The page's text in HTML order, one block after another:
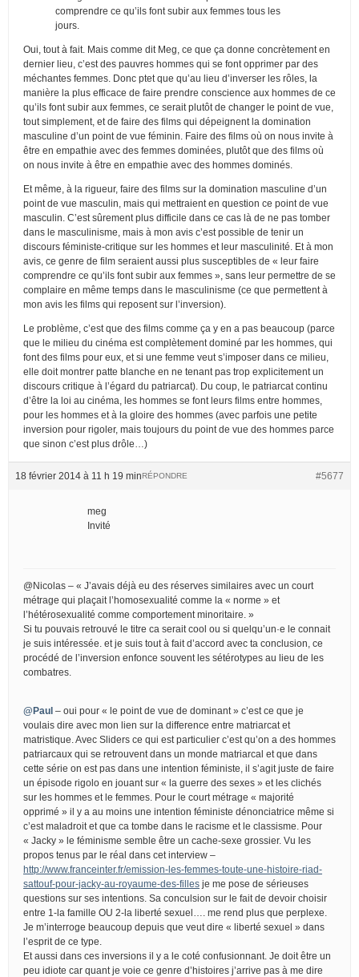
comprendre ce qu’ils font subir aux femmes tous les
jours.
Oui, tout à fait. Mais comme dit Meg, ce que ça donne concrètement en
dernier lieu, c’est des pauvres hommes qui se font opprimer par des
méchantes femmes. Donc ptet que qu’au lieu d’inverser les rôles, la
manière la plus efficace de faire prendre conscience aux hommes de ce
qu’ils font subir aux femmes, ce serait plutôt de changer le point de vue,
tout simplement, et de faire des films qui dépeignent la domination
masculine d’un point de vue féminin. Faire des films où on nous invite à
être en empathie avec des femmes dominées, plutôt que des films où
on nous invite à être en empathie avec des hommes dominés.
Et même, à la rigueur, faire des films sur la domination masculine d’un
point de vue masculin, mais qui mettraient en question ce point de vue
masculin. C’est sûrement plus difficile dans ce cas là de ne pas tomber
dans le masculinisme, mais à mon avis c’est possible de tenir un
discours féministe-critique sur les hommes et leur masculinité. Et à mon
avis, ce genre de film seraient aussi plus susceptibles de « leur faire
comprendre ce qu’ils font subir aux femmes », sans leur permettre de se
complaire en même temps dans le masculinisme (ce que permettent à
mon avis les films qui reposent sur l’inversion).
Le problème, c’est que des films comme ça y en a pas beaucoup (parce
que le milieu du cinéma est complètement dominé par les hommes, qui
font des films pour eux, et si une femme veut s’imposer dans ce milieu,
elle doit montrer patte blanche en ne tenant pas trop explicitement un
discours critique à l’égard du patriarcat). Du coup, le patriarcat continu
d’être la loi au cinéma, les hommes se font leurs films entre hommes,
pour les hommes et à la gloire des hommes (avec parfois une petite
inversion pour rigoler, mais toujours du point de vue des hommes parce
que sinon c’est plus drôle…)
18 février 2014 à 11 h 19 min #5677
RÉPONDRE
meg
Invité
@Nicolas – « J’avais déjà eu des réserves similaires avec un court
métrage qui plaçait l’homosexualité comme la « norme » et
l’hétérosexualité comme comportement minoritaire. »
Si tu pouvais retrouvé le titre ca serait cool ou si quelqu’un·e le connait
je suis intéressée. et je suis tout à fait d’accord avec ta conclusion, ce
procédé de l’inversion enfonce souvent les sétérotypes au lieu de les
combatres.
@Paul – oui pour « le point de vue de dominant » c’est ce que je
voulais dire avec mon lien sur la difference entre matriarcat et
matristique. Avec Sliders ce qui est particulier c’est qu’on a des hommes
patriarcaux qui se retrouvent dans un monde matriarcal et que dans
cette série on est pas dans une intention féministe, il s’agit juste de faire
un épisode rigolo en jouant sur « la guerre des sexes » et les clichés
sur les hommes et le femmes. Pour le court métrage « majorité
opprimé » il y a au moins une intention féministe dénonciatrice même si
c’est maladroit et que ca tombe dans le racisme et le classisme. Pour
« Jacky » le féminisme semble être un cache-sexe grossier. Vu les
propos tenus par le réal dans cet interview –
http://www.franceinter.fr/emission-les-femmes-toute-une-histoire-riad-
sattouf-pour-jacky-au-royaume-des-filles je me pose de sérieuses
questions sur ses intentions. Sa conculsion sur le fait de devoir choisir
entre 1-la famille OU 2-la liberté sexuel…. me rend plus que perplexe.
Je m’interroge beaucoup depuis que veut dire « liberté sexuel » dans
l’esprit de ce type.
Et aussi dans ces inversions il y a le coté confusionnant. Je doit être un
peu idiote car quant je voie ce genre d’histoires j’arrive pas à me dire